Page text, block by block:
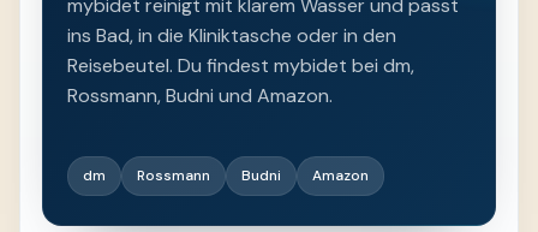
ins Bad, in die Kliniktasche oder in den
Reisebeutel. Du findest mybidet bei dm,
Rossmann, Budni und Amazon.
dm Rossmann Budni Amazon